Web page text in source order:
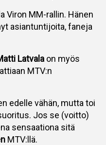
Viron MM-rallin. Hänen
asiantuntijoita, faneja
Latvala on myös
MTV:n
edelle vähän, mutta toi
Jos se (voitto)
sensaationa sitä
MTV:llä.